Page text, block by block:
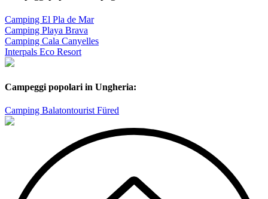
Camping El Pla de Mar
Camping Playa Brava
Camping Cala Canyelles
Interpals Eco Resort
Campeggi popolari in Ungheria:
Camping Balatontourist Füred